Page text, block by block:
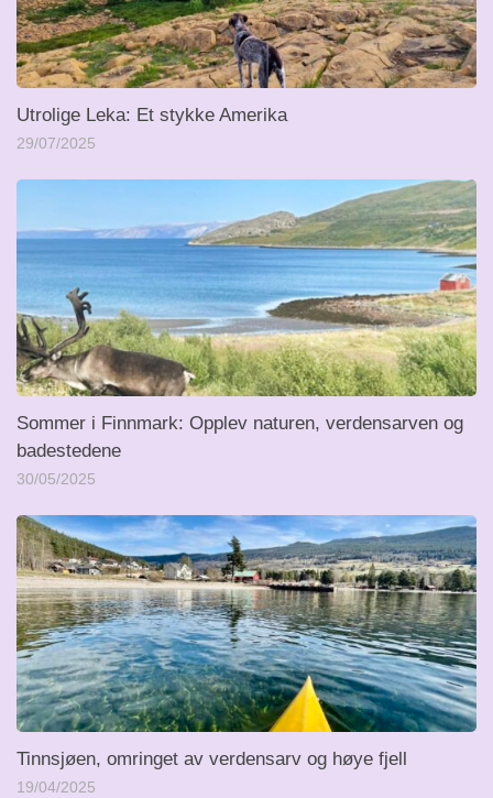
Utrolige Leka: Et stykke Amerika
29/07/2025
Sommer i Finnmark: Opplev naturen, verdensarven og
badestedene
30/05/2025
Tinnsjøen, omringet av verdensarv og høye fjell
19/04/2025